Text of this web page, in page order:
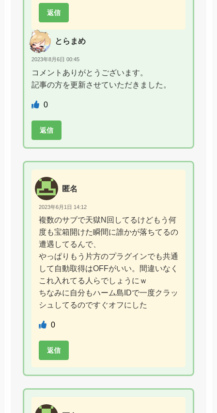
返信
とらまめ
2023年8月6日 00:45
コメントありがとうございます。
記事の方を更新させていただきました。
0
返信
匿名
2023年6月1日 14:12
複数のサブで天獄N回してるけどもう何
度も宝箱開けた瞬間に誰かが落ちてるの
遭遇してるんで、
やっぱりもう片方のプラグインでも共通
して自動取得はOFFがいい。間違いなく
これ入れてる人らでしょうにｗ
ちなみに自分もハーム島IDで一度クラッ
シュしてるのですぐオフにした
0
返信